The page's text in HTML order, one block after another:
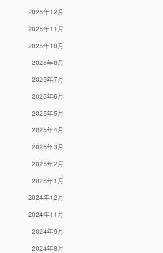
2025年12月
2025年11月
2025年10月
2025年8月
2025年7月
2025年6月
2025年5月
2025年4月
2025年3月
2025年2月
2025年1月
2024年12月
2024年11月
2024年9月
2024年8月